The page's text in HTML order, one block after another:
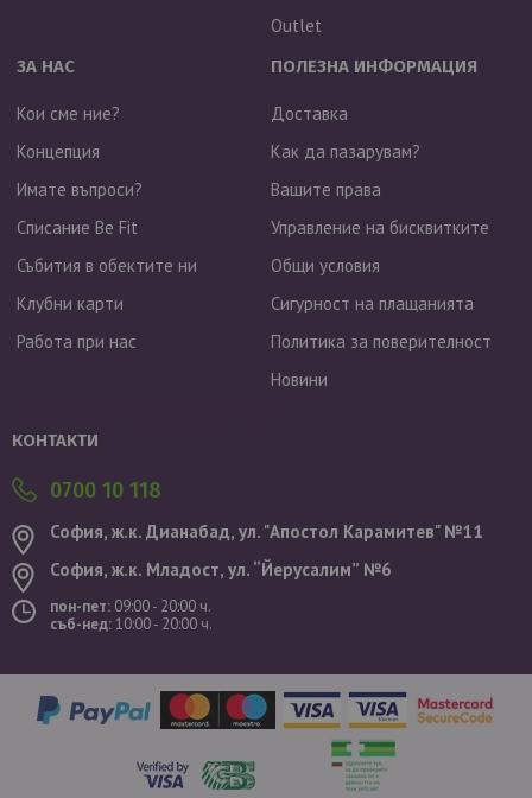
Outlet
ЗА НАС
Кои сме ние?
Концепция
Имате въпроси?
Списание Be Fit
Събития в обектите ни
Клубни карти
Работа при нас
ПОЛЕЗНА ИНФОРМАЦИЯ
Доставка
Как да пазарувам?
Вашите права
Управление на бисквитките
Общи условия
Сигурност на плащанията
Политика за поверителност
Новини
КОНТАКТИ
0700 10 118
София, ж.к. Дианабад, ул. "Aпостол Карамитев" №11
София, ж.к. Младост, ул. “Йерусалим” №6
пон-пет: 09:00 - 20:00 ч.
съб-нед:10:00 - 20:00 ч.